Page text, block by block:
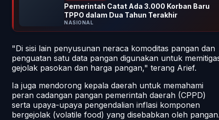
Pemerintah Catat Ada 3.000 Korban Baru
TPPO dalam Dua Tahun Terakhir
NASIONAL
"Di sisi lain penyusunan neraca komoditas pangan dan
penguatan satu data pangan digunakan untuk
gejolak pasokan dan harga pangan," terang Arief.
Ia juga mendorong kepala daerah untuk memahami
peran cadangan pangan pemerintah daerah (CPPD)
serta upaya-upaya pengendalian inflasi komponen
bergejolak (volatile food) yang disebabkan oleh